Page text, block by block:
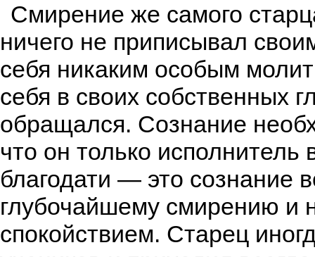
Смирение же самого
ничего не приписывал
себя никаким особым
себя в своих собственных
обращался. Сознание
что он только
благодати — это сознание
глубочайшему смирению и
спокойствием. Старец